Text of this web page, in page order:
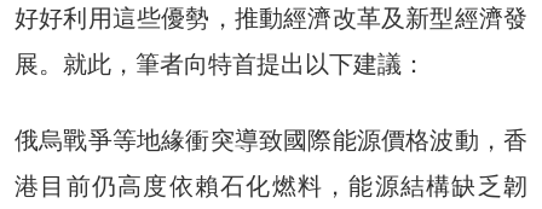
好好利用這些優勢，推動經濟改革及新型經濟發
展。就此，筆者向特首提出以下建議：
俄烏戰爭等地緣衝突導致國際能源價格波動，香
港目前仍高度依賴石化燃料，能源結構缺乏韌